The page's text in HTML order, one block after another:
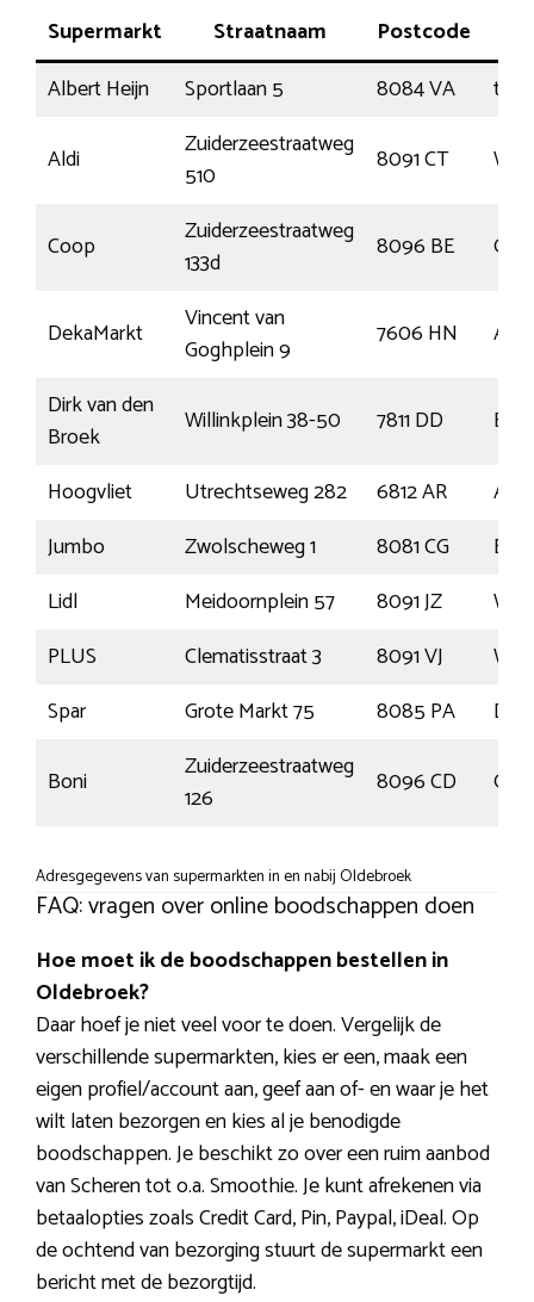
Supermarkt Straatnaam Postcode
Albert Heijn
Sportlaan 5 8084 VA
t
Aldi
Zuiderzeestraatweg
510
8091 CT
Coop
Zuiderzeestraatweg
133d
8096 BE
DekaMarkt
Vincent van
Goghplein 9
7606 HN
Dirk van den
Broek
Willinkplein 38-50 7811 DD
Hoogvliet
Utrechtseweg 282 6812 AR
Jumbo
Zwolscheweg 1 8081 CG
Lidl
Meidoornplein 57 8091 JZ
PLUS
Clematisstraat 3 8091 VJ
Spar
Grote Markt 75 8085 PA
Boni
Zuiderzeestraatweg
126
8096 CD
Adresgegevens van supermarkten in en nabij Oldebroek
FAQ: vragen over online boodschappen doen
Hoe moet ik de boodschappen bestellen in
Oldebroek?
Daar hoef je niet veel voor te doen. Vergelijk de
verschillende supermarkten, kies er een, maak een
eigen profiel/account aan, geef aan of- en waar je het
wilt laten bezorgen en kies al je benodigde
boodschappen. Je beschikt zo over een ruim aanbod
van Scheren tot o.a. Smoothie. Je kunt afrekenen via
betaalopties zoals Credit Card, Pin, Paypal, iDeal. Op
de ochtend van bezorging stuurt de supermarkt een
bericht met de bezorgtijd.